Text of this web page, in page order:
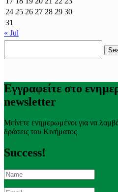
24 25 26 27 28 29 30
31
« Jul
Εγγραφείτε στο
newsletter
Μείνετε ενημερωμένοι για να
δράσεις του Κινήματος
Success!